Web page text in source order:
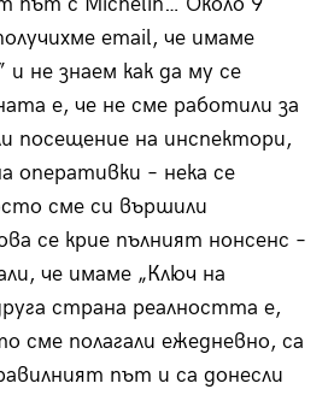
email, че имаме
не знаем как да му се
е, че не сме работили за
посещение на инспектори,
оперативки – нека се
сме си вършили
се крие пълният нонсенс –
че имаме „Ключ на
страна реалността е,
сме полагали ежедневно, са
път и са донесли